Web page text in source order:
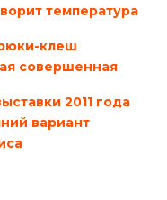
температура
клеш
совершенная
2011 года
вариант